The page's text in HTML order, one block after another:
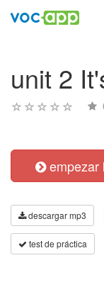
unit 2
empezar
descargar mp3
test de práctica